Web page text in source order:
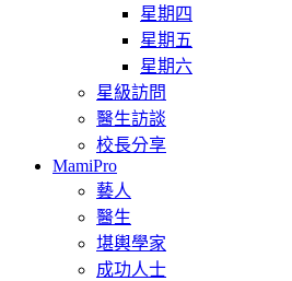
星期四
星期五
星期六
星級訪問
醫生訪談
校長分享
MamiPro
藝人
醫生
堪輿學家
成功人士